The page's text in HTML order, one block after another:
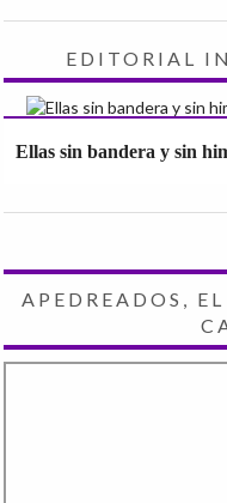
EDITORIAL
Ellas sin bandera y sin
APEDREADOS,